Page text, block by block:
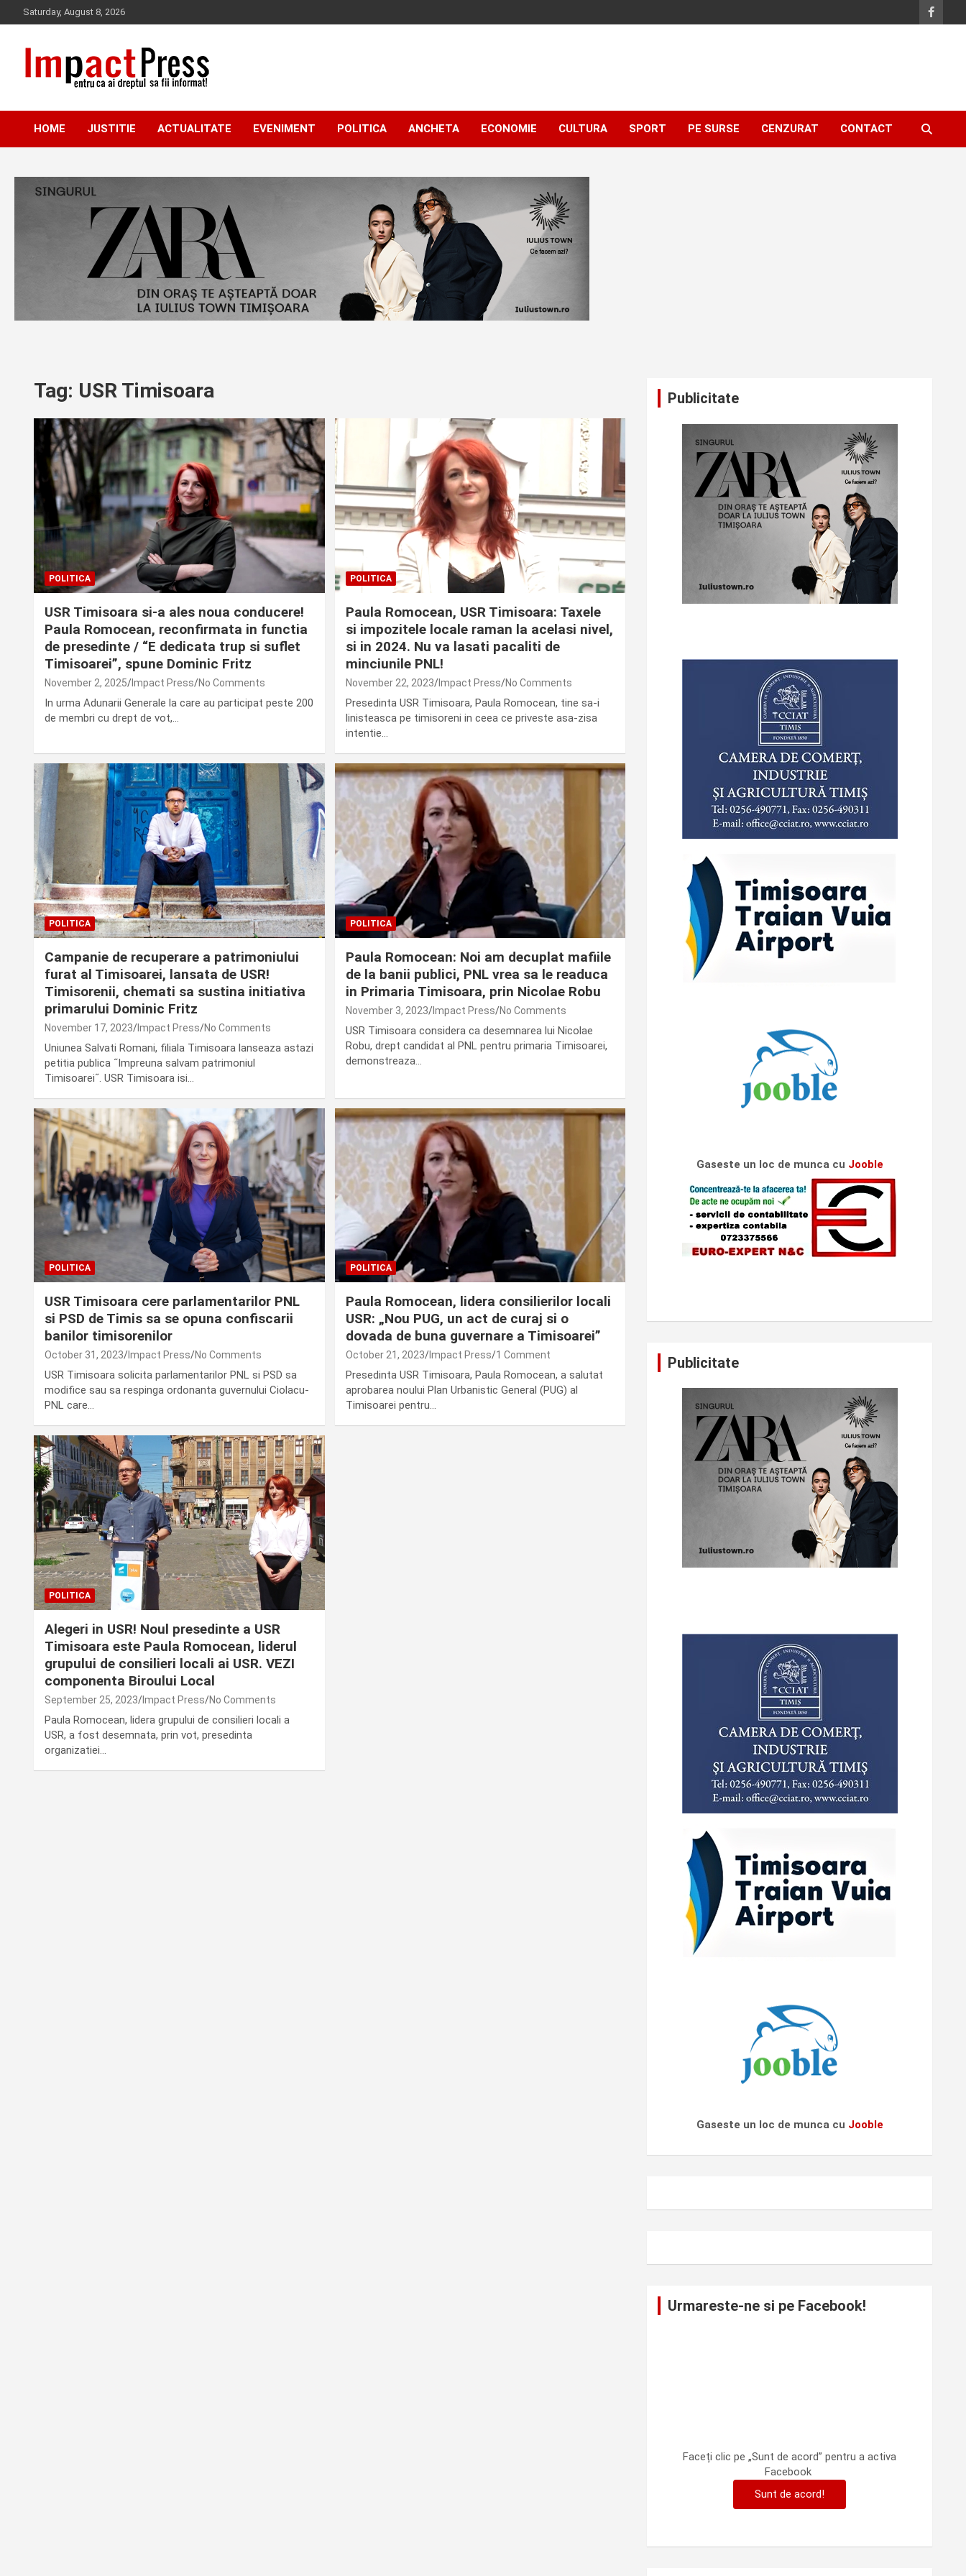
to
Saturday, August 8, 2026
IMPACTPRESS
HOME JUSTITIE ACTUALITATE EVENIMENT POLITICA ANCHETA ECONOMIE CULTURA SPORT PE SURSE CENZURAT CONTACT
Tag: USR Timisoara
POLITICA
USR Timisoara si-a ales noua conducere!
Paula Romocean, reconfirmata in functia
de presedinte / “E dedicata trup si suflet
Timisoarei”, spune Dominic Fritz
November 2, 2025 Impact Press No Comments
In urma Adunarii Generale la care au participat peste 200
de membri cu drept de vot,…
POLITICA
Paula Romocean, USR Timisoara: Taxele
si impozitele locale raman la acelasi nivel,
si in 2024. Nu va lasati pacaliti de
minciunile PNL!
November 22, 2023 Impact Press No Comments
Presedinta USR Timisoara, Paula Romocean, tine sa-i
linisteasca pe timisoreni in ceea ce priveste asa-zisa
intentie…
POLITICA
Campanie de recuperare a patrimoniului
furat al Timisoarei, lansata de USR!
Timisorenii, chemati sa sustina initiativa
primarului Dominic Fritz
November 17, 2023 Impact Press No Comments
Uniunea Salvati Romani, filiala Timisoara lanseaza astazi
petitia publica ˝Impreuna salvam patrimoniul
Timisoarei˝. USR Timisoara isi…
POLITICA
Paula Romocean: Noi am decuplat mafiile
de la banii publici, PNL vrea sa le readuca
in Primaria Timisoara, prin Nicolae Robu
November 3, 2023 Impact Press No Comments
USR Timisoara considera ca desemnarea lui Nicolae
Robu, drept candidat al PNL pentru primaria Timisoarei,
demonstreaza…
POLITICA
USR Timisoara cere parlamentarilor PNL
si PSD de Timis sa se opuna confiscarii
banilor timisorenilor
October 31, 2023 Impact Press No Comments
USR Timisoara solicita parlamentarilor PNL si PSD sa
modifice sau sa respinga ordonanta guvernului Ciolacu-
PNL care…
POLITICA
Paula Romocean, lidera consilierilor locali
USR: „Nou PUG, un act de curaj si o
dovada de buna guvernare a Timisoarei”
October 21, 2023 Impact Press 1 Comment
Presedinta USR Timisoara, Paula Romocean, a salutat
aprobarea noului Plan Urbanistic General (PUG) al
Timisoarei pentru…
POLITICA
Alegeri in USR! Noul presedinte a USR
Timisoara este Paula Romocean, liderul
grupului de consilieri locali ai USR. VEZI
componenta Biroului Local
September 25, 2023 Impact Press No Comments
Paula Romocean, lidera grupului de consilieri locali a
USR, a fost desemnata, prin vot, presedinta
organizatiei…
Publicitate
Gaseste un loc de munca cu Jooble
Publicitate
Gaseste un loc de munca cu Jooble
Urmareste-ne si pe Facebook!
Faceți clic pe „Sunt de acord” pentru a activa
Facebook
Sunt de acord!